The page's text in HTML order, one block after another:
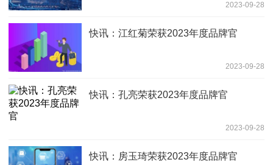
2023-09-28
快讯：江红菊荣获2023年度品牌官
2023-09-28
快讯：孔亮荣获2023年度品牌官
2023-09-28
快讯：房玉琦荣获2023年度品牌官